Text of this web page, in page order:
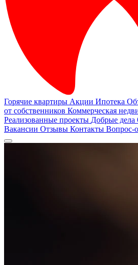
Горячие квартиры Акции Ипотека
от собственников Коммерческая
Реализованные проекты Добрые дела
Вакансии Отзывы Контакты Вопрос-